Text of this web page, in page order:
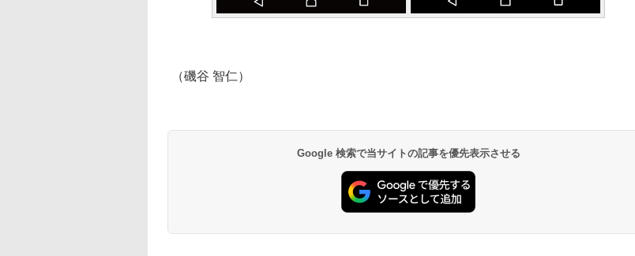
（磯谷 智仁）
Google 検索で当サイトの記事を優先表示させる